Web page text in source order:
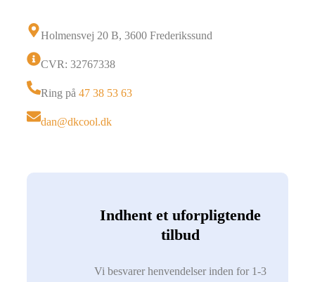
Holmensvej 20 B, 3600 Frederikssund
CVR: 32767338
Ring på 47 38 53 63
dan@dkcool.dk
Indhent et uforpligtende
tilbud
Vi besvarer henvendelser inden for 1-3